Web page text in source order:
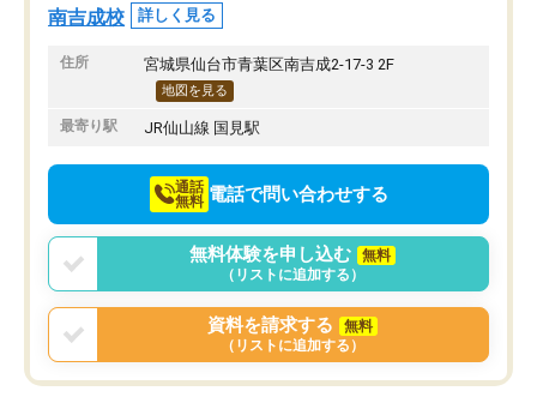
上駐車をするしかない点が少し不便で
りたいと思える塾です。
南吉成校 詳しく見る
住所 宮城県仙台市青葉区南吉成2-17-3 2F
地図を見る
最寄り駅 JR仙山線 国見駅
通話
無料 電話で問い合わせする
無料体験を申し込む
無料
（リストに追加する）
資料を請求する
無料
（リストに追加する）